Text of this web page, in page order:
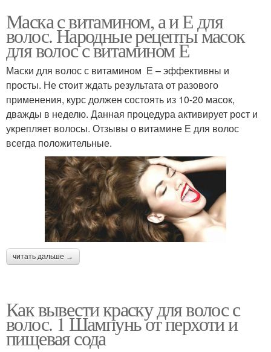
Маска с витамином, а и Е для
волос. Народные рецепты масок
для волос с витамином Е
Маски для волос с витамином Е – эффективны и
просты. Не стоит ждать результата от разового
применения, курс должен состоять из 10-20 масок,
дважды в неделю. Данная процедура активирует рост и
укрепляет волосы. Отзывы о витамине Е для волос
всегда положительные.
читать дальше →
Как вывести краску для волос с
волос. 1 Шампунь от перхоти и
пищевая сода